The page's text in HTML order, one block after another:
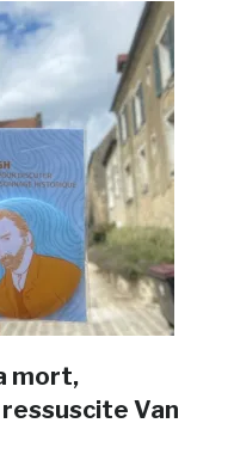
mort,
Van